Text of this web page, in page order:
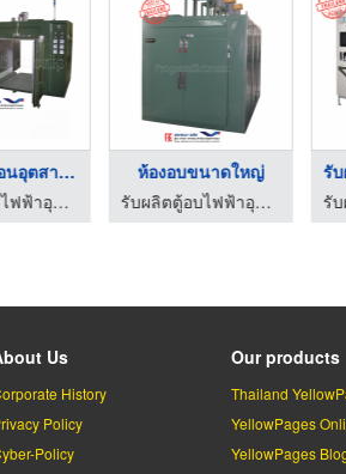
เตาอบลมร้อนอุตสาหกรร ...
รับผลิตตู้อบไฟฟ้าอุตสาหกรรม - โปรเกรสอีเล็คโทรนิค
ห้องอบขนาดใหญ่
รับผลิตตู้อบไฟฟ้าอุตสาหกรรม - โปรเกรสอีเล็คโทรนิค
Us
History
Policy
Policy
Our products
Thailand
YellowPages
YellowPages